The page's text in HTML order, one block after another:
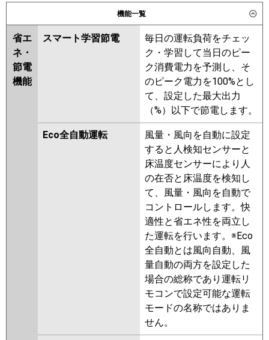
ZRMP40SHF6
ZRMP40SHBF6 PLZ-
ZRMP40SHFG6
日立 RCI-GP40RGHJ9
三菱重工 FDTZ406HK6SA
FDTZ406HK6SA-
FDTZ406HK6SA-airf
FDTZ406HK6SA-osj
パナソニック PA-P40U7SGNCX PA-P40U7SGNC
PA-P40U7SGC
SSRC40BCV
東芝 GUXA04013JMUB GUXA04013JXU
GUXA04013JPXU
GUXA04013JPMUB
RUXA04033JMUB
RUXA04033JMU RUXA04033JXU
PLZ-ZRMP40SHLF5
PLZ-
ZRMP40SHF5 PLZ-
ZRMP40SHBF5
PLZ-
ZRMP40SHFG5 PLZ-
ZRMP40SHLF4 PLZ-
ZRMP40SHF4
PLZ-
ZRMP40SHBF4 PLZ-
ZRMP40SHFG4 PLZ-
ZRMP40SHF3 PLZ-
ZRMP40SHLF3 PLZ-
ZRMP40SHFG3 PLZ-
ZRMP40SHF2 PLZ-
ZRMP40SHLF2 PLZ-
ZRMP40SHFG2 PLZ-
ZRMP40SEFZ
ZRMP40SELFZ PLZ-
機能一覧
省エ
ネ・
節電
機能
スマート学習節電
毎日の運転負荷をチェッ
ク・学習して当日のピー
ク消費電力を予測し、そ
のピーク電力を100%とし
て、設定した最大出力
（%）以下で節電します。
Eco全自動運転
風量・風向を自動に設定
すると人検知センサーと
床温度センサーにより人
の在否と床温度を検知し
て、風量・風向を自動で
コントロールします。快
適性と省エネ性を両立し
た運転を行います。※Eco
全自動とは風向自動、風
量自動の両方を設定した
場合の総称であり運転リ
モコンで設定可能な運転
モードの名称ではありま
せん。